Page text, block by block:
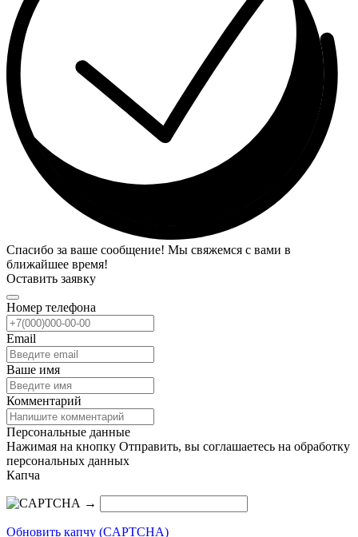
Спасибо за ваше сообщение! Мы свяжемся с вами в
ближайшее время!
Оставить заявку
Номер телефона
Email
Ваше имя
Комментарий
Персональные данные
Нажимая на кнопку Отправить, вы соглашаетесь на обработку
персональных данных
Капча
→
Обновить капчу (CAPTCHA)